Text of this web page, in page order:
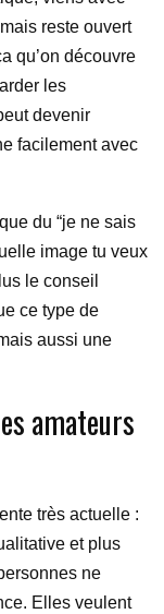
reste ouvert
qu’on découvre
les
devenir
facilement avec
du “je ne sais
image tu veux
le conseil
ce type de
aussi une
amateurs
très actuelle :
et plus
ne
Elles veulent